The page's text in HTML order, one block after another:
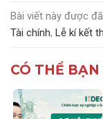
Bài viết này được
Tài chính, Lễ kí kết
CÓ THỂ